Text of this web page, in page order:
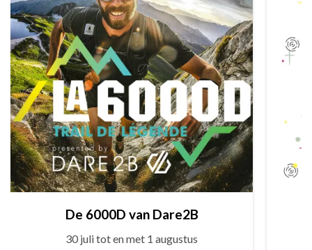
De 6000D van Dare2B
30 juli tot en met 1 augustus